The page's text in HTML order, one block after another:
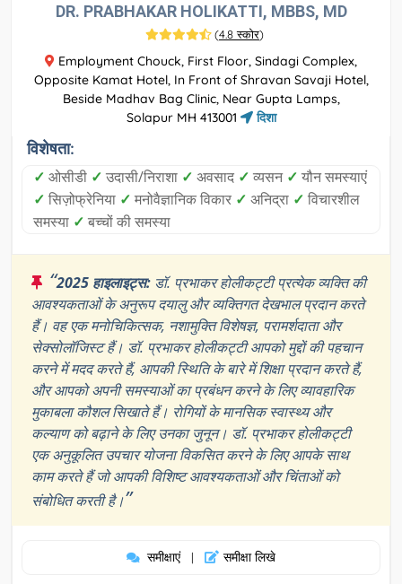
DR. PRABHAKAR HOLIKATTI, MBBS, MD
(4.8 स्कोर)
Employment Chouck, First Floor, Sindagi Complex,
Opposite Kamat Hotel, In Front of Shravan Savaji Hotel,
Beside Madhav Bag Clinic, Near Gupta Lamps,
Solapur MH 413001
दिशा
विशेषता:
✓ ओसीडी ✓ उदासी/निराशा ✓ अवसाद ✓ व्यसन ✓ यौन समस्याएं
✓ सिज़ोफ्रेनिया ✓ मनोवैज्ञानिक विकार ✓ अनिद्रा ✓ विचारशील
समस्या ✓ बच्चों की समस्या
“2025 हाइलाइट्स: डॉ. प्रभाकर होलीकट्टी प्रत्येक व्यक्ति की
आवश्यकताओं के अनुरूप दयालु और व्यक्तिगत देखभाल प्रदान करते
हैं। वह एक मनोचिकित्सक, नशामुक्ति विशेषज्ञ, परामर्शदाता और
सेक्सोलॉजिस्ट हैं। डॉ. प्रभाकर होलीकट्टी आपको मुद्दों की पहचान
करने में मदद करते हैं, आपकी स्थिति के बारे में शिक्षा प्रदान करते हैं,
और आपको अपनी समस्याओं का प्रबंधन करने के लिए व्यावहारिक
मुकाबला कौशल सिखाते हैं। रोगियों के मानसिक स्वास्थ्य और
कल्याण को बढ़ाने के लिए उनका जुनून। डॉ. प्रभाकर होलीकट्टी
एक अनुकूलित उपचार योजना विकसित करने के लिए आपके साथ
काम करते हैं जो आपकी विशिष्ट आवश्यकताओं और चिंताओं को
संबोधित करती है।”
समीक्षाएं | समीक्षा लिखे